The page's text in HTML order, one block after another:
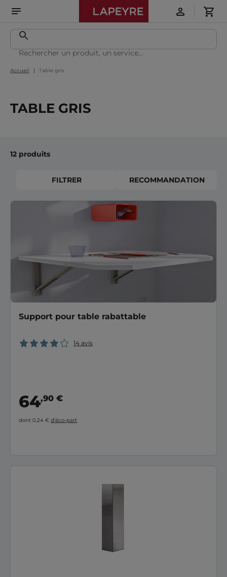
Accueil Table gris
TABLE GRIS
12 produits
FILTRER RECOMMANDATION
Support pour table rabattable
14 avis
64,90 €
dont 0,24 € d’éco-part